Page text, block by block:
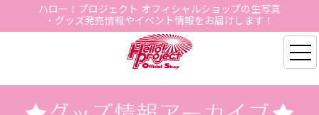
ハロー！プロジェクト オフィシャルショップの生写真
・グッズ発売情報やイベント情報をお届けします！
Hello Project Official